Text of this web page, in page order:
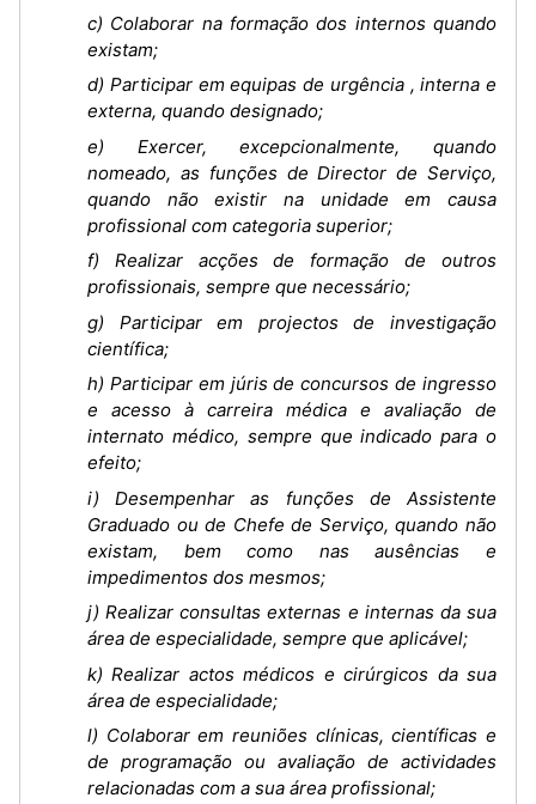
c) Colaborar na formação dos internos quando
existam;
d) Participar em equipas de urgência , interna e
externa, quando designado;
e) Exercer, excepcionalmente, quando
nomeado, as funções de Director de Serviço,
quando não existir na unidade em causa
profissional com categoria superior;
f) Realizar acções de formação de outros
profissionais, sempre que necessário;
g) Participar em projectos de investigação
científica;
h) Participar em júris de concursos de ingresso
e acesso à carreira médica e avaliação de
internato médico, sempre que indicado para o
efeito;
i) Desempenhar as funções de Assistente
Graduado ou de Chefe de Serviço, quando não
existam, bem como nas ausências e
impedimentos dos mesmos;
j) Realizar consultas externas e internas da sua
área de especialidade, sempre que aplicável;
k) Realizar actos médicos e cirúrgicos da sua
área de especialidade;
l) Colaborar em reuniões clínicas, científicas e
de programação ou avaliação de actividades
relacionadas com a sua área profissional;